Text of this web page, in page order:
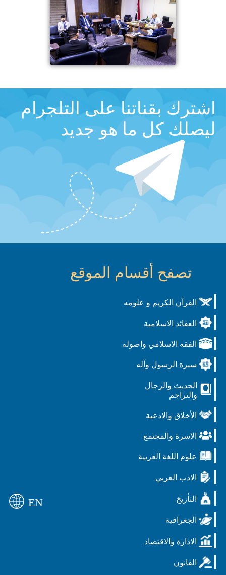
اشترك بقناتنا على التلجرام
ليصلك كل ما هو جديد
تصفح أقسام الموقع
القرآن الكريم و علومه
العقائد الاسلامية
الفقه الاسلامي واصوله
سيرة الرسول وآله
الحديث والرجال
والتراجم
الأخلاق والادعية
الاسرة والمجتمع
علوم اللغة العربية
الادب العربي
التأريخ
الجغرافية
الادارة والاقتصاد
القانون
EN